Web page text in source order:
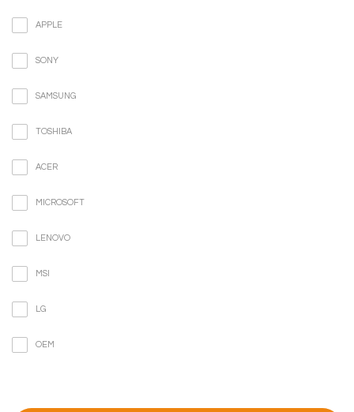
APPLE
SONY
SAMSUNG
TOSHIBA
ACER
MICROSOFT
LENOVO
MSI
LG
OEM